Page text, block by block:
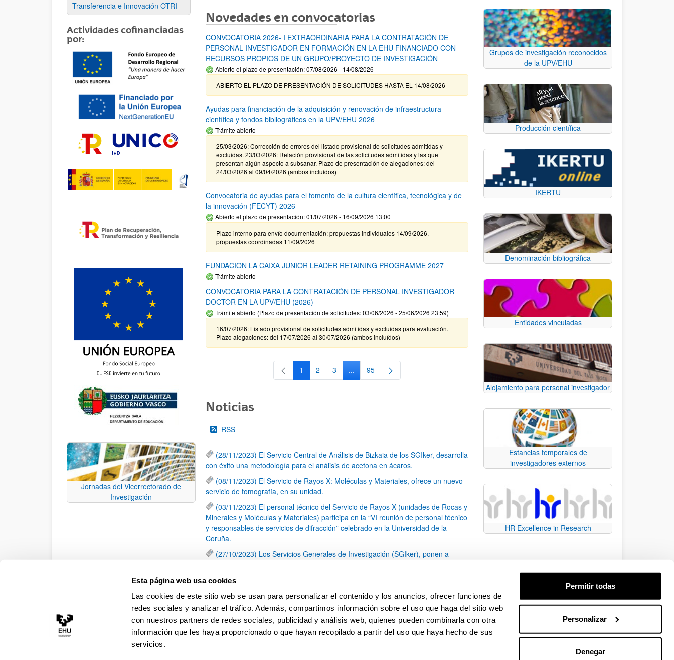
Esta página web usa cookies
Las cookies de este sitio web se usan para personalizar el contenido y los anuncios, ofrecer funciones de
redes sociales y analizar el tráfico. Además, compartimos información sobre el uso que haga del sitio web
con nuestros partners de redes sociales, publicidad y análisis web, quienes pueden combinarla con otra
información que les haya proporcionado o que hayan recopilado a partir del uso que haya hecho de sus
servicios.
Permitir todas
Personalizar
Denegar
Transferencia e Innovación OTRI
Actividades cofinanciadas
por:
Jornadas del Vicerrectorado de
Investigación
Novedades en convocatorias
CONVOCATORIA 2026- I EXTRAORDINARIA PARA LA CONTRATACIÓN DE
PERSONAL INVESTIGADOR EN FORMACIÓN EN LA EHU FINANCIADO CON
RECURSOS PROPIOS DE UN GRUPO/PROYECTO DE INVESTIGACIÓN
Abierto el plazo de presentación: 07/08/2026 - 14/08/2026
ABIERTO EL PLAZO DE PRESENTACIÓN DE SOLICITUDES HASTA EL 14/08/2026
Ayudas para financiación de la adquisición y renovación de infraestructura
científica y fondos bibliográficos en la UPV/EHU 2026
Trámite abierto
25/03/2026: Corrección de errores del listado provisional de solicitudes admitidas y
excluidas. 23/03/2026: Relación provisional de las solicitudes admitidas y las que
presentan algún aspecto a subsanar. Plazo de presentación de alegaciones: del
24/03/2026 al 09/04/2026 (ambos incluídos)
Convocatoria de ayudas para el fomento de la cultura científica, tecnológica y de
la innovación (FECYT) 2026
Abierto el plazo de presentación: 01/07/2026 - 16/09/2026 13:00
Plazo interno para envío documentación: propuestas individuales 14/09/2026,
propuestas coordinadas 11/09/2026
FUNDACION LA CAIXA JUNIOR LEADER RETAINING PROGRAMME 2027
Trámite abierto
CONVOCATORIA PARA LA CONTRATACIÓN DE PERSONAL INVESTIGADOR
DOCTOR EN LA UPV/EHU (2026)
Trámite abierto (Plazo de presentación de solicitudes: 03/06/2026 - 25/06/2026 23:59)
16/07/2026: Listado provisional de solicitudes admitidas y excluidas para evaluación.
Plazo alegaciones: del 17/07/2026 al 30/07/2026 (ambos incluídos)
Página
1 Página
2 Página
3 ...Páginas intermedias Use TAB para desplazarse.
Página
95
Noticias
RSS
(28/11/2023) El Servicio Central de Análisis de Bizkaia de los SGIker, desarrolla
con éxito una metodología para el análisis de acetona en ácaros.
(08/11/2023) El Servicio de Rayos X: Moléculas y Materiales, ofrece un nuevo
servicio de tomografía, en su unidad.
(03/11/2023) El personal técnico del Servicio de Rayos X (unidades de Rocas y
Minerales y Moléculas y Materiales) participa en la “VI reunión de personal técnico
y responsables de servicios de difracción” celebrado en la Universidad de la
Coruña.
(27/10/2023) Los Servicios Generales de Investigación (SGIker), ponen a
Movilidad Internacional CERU On the Move
Página
1 ...Páginas intermedias Use TAB para desplazarse.
Página
4 Página
5 Página
6 ...
Páginas intermedias Use TAB para desplazarse.
Página
79
Grupos de investigación reconocidos
de la UPV/EHU
Producción científica
IKERTU
Denominación bibliográfica
Entidades vinculadas
Alojamiento para personal investigador
Estancias temporales de
investigadores externos
HR Excellence in Research